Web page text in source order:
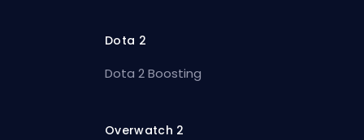
Dota 2
Dota 2 Boosting
Overwatch 2